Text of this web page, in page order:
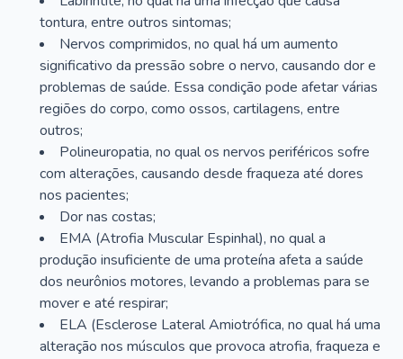
tontura, entre outros sintomas;
Nervos comprimidos, no qual há um aumento
significativo da pressão sobre o nervo, causando dor e
problemas de saúde. Essa condição pode afetar várias
regiões do corpo, como ossos, cartilagens, entre
outros;
Polineuropatia, no qual os nervos periféricos sofre
com alterações, causando desde fraqueza até dores
nos pacientes;
Dor nas costas;
EMA (Atrofia Muscular Espinhal), no qual a
produção insuficiente de uma proteína afeta a saúde
dos neurônios motores, levando a problemas para se
mover e até respirar;
ELA (Esclerose Lateral Amiotrófica, no qual há uma
alteração nos músculos que provoca atrofia, fraqueza e